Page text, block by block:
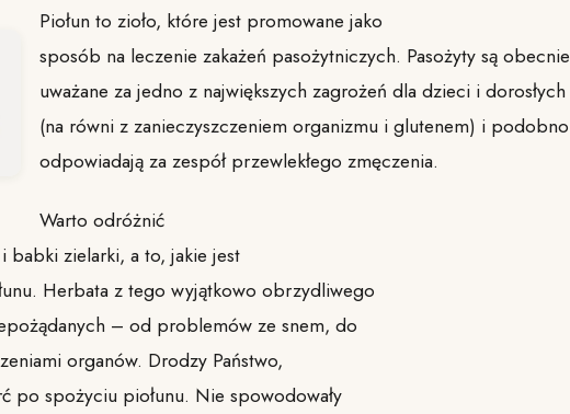
Piołun to zioło, które jest promowane jako
sposób na leczenie zakażeń pasożytniczych. Pasożyty są obecnie
uważane za jedno z największych zagrożeń dla dzieci i dorosłych
(na równi z zanieczyszczeniem organizmu i glutenem) i podobno
odpowiadają za zespół przewlekłego zmęczenia.
Warto odróżnić
zielarki, a to, jakie jest
Herbata z tego wyjątkowo obrzydliwego
– od problemów ze snem, do
organów. Drodzy Państwo,
po spożyciu piołunu. Nie spowodowały